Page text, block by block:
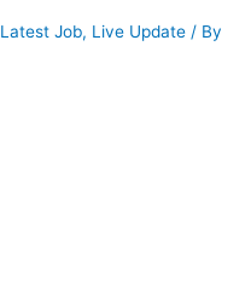
Latest Job, Live Update / By